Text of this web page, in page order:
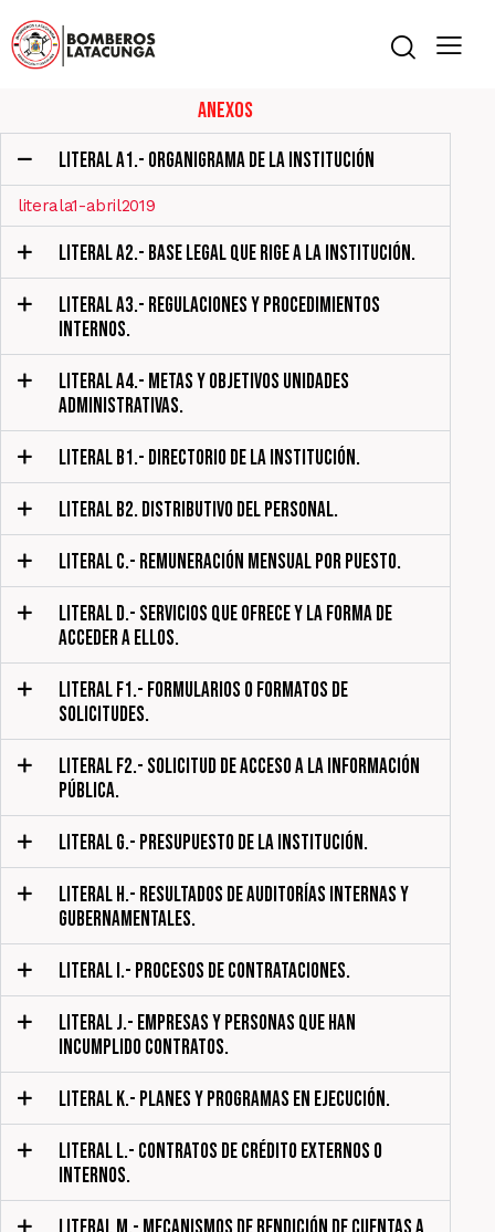
Anexos
LITERAL A1.- ORGANIGRAMA DE LA INSTITUCIÓN
literala1-abril2019
LITERAL A2.- BASE LEGAL QUE RIGE A LA INSTITUCIÓN.
LITERAL A3.- REGULACIONES Y PROCEDIMIENTOS
INTERNOS.
LITERAL A4.- METAS Y OBJETIVOS UNIDADES
ADMINISTRATIVAS.
LITERAL B1.- DIRECTORIO DE LA INSTITUCIÓN.
LITERAL B2. DISTRIBUTIVO DEL PERSONAL.
LITERAL C.- REMUNERACIÓN MENSUAL POR PUESTO.
LITERAL D.- SERVICIOS QUE OFRECE Y LA FORMA DE
ACCEDER A ELLOS.
LITERAL F1.- FORMULARIOS O FORMATOS DE
SOLICITUDES.
LITERAL F2.- SOLICITUD DE ACCESO A LA INFORMACIÓN
PÚBLICA.
LITERAL G.- PRESUPUESTO DE LA INSTITUCIÓN.
LITERAL H.- RESULTADOS DE AUDITORÍAS INTERNAS Y
GUBERNAMENTALES.
LITERAL I.- PROCESOS DE CONTRATACIONES.
LITERAL J.- EMPRESAS Y PERSONAS QUE HAN
INCUMPLIDO CONTRATOS.
LITERAL K.- PLANES Y PROGRAMAS EN EJECUCIÓN.
LITERAL L.- CONTRATOS DE CRÉDITO EXTERNOS O
INTERNOS.